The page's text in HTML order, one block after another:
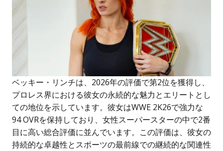
ベッキー・リンチは、2026年の評価で第2位を獲得し、
プロレス界における彼女の永続的な魅力とエリートとし
ての地位を示しています。彼女はWWE 2K26で強力な
94 OVRを保持しており、女性スーパースターの中で2番
目に高い総合評価に並んでいます。この評価は、彼女の
持続的な卓越性とスポーツの最前線での継続的な関連性